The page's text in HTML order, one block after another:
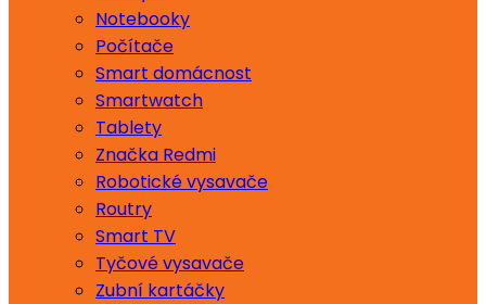
Notebooky
Počítače
Smart domácnost
Smartwatch
Tablety
Značka Redmi
Robotické vysavače
Routry
Smart TV
Tyčové vysavače
Zubní kartáčky